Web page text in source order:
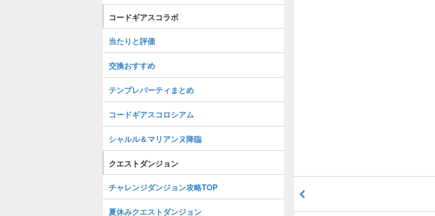
コードギアスコラボ
当たりと評価
交換おすすめ
テンプレパーティまとめ
コードギアスコロシアム
シャルル＆マリアンヌ降臨
クエストダンジョン
チャレンジダンジョン攻略TOP
夏休みクエストダンジョン